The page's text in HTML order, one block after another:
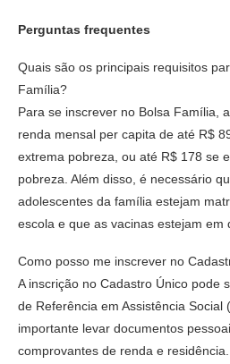
Perguntas frequentes
Quais são os principais requisitos
Família?
Para se inscrever no Bolsa Família,
renda mensal per capita de até R$
extrema pobreza, ou até R$ 178 se
pobreza. Além disso, é necessário
adolescentes da família estejam
escola e que as vacinas estejam em
Como posso me inscrever no
A inscrição no Cadastro Único pode
de Referência em Assistência Social
importante levar documentos
comprovantes de renda e residência.